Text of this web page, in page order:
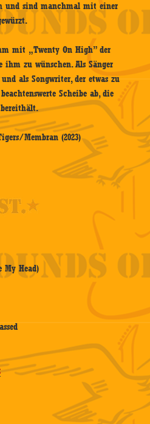
und sind manchmal mit einer
mit „Twenty On High” der
ihm zu wünschen. Als Sänger
als Songwriter, der etwas zu
Scheibe ab, die
Membran (2023)
My Head)